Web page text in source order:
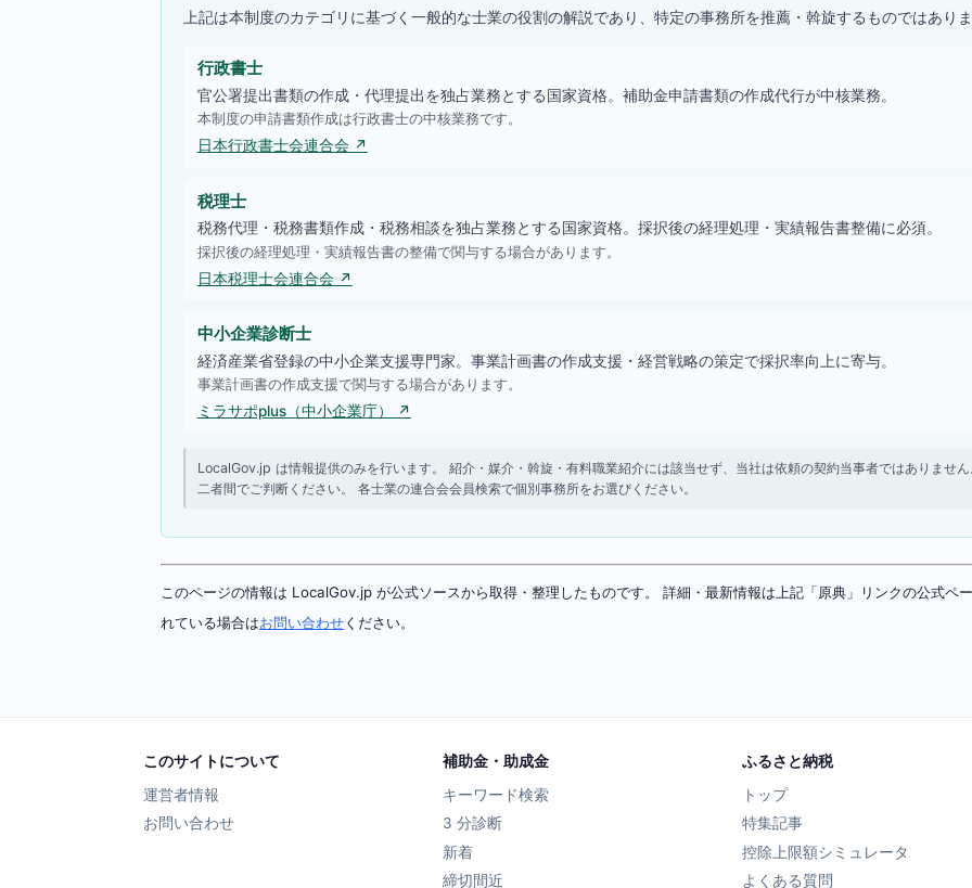
上記は本制度のカテゴリに基づく一般的な士業の役割の解説であり、特定の事務所を推薦・斡旋するものではあり
行政書士
官公署提出書類の作成・代理提出を独占業務とする国家資格。補助金申請書類の作成代行が中核業務。
本制度の申請書類作成は行政書士の中核業務です。
日本行政書士会連合会 ↗
税理士
税務代理・税務書類作成・税務相談を独占業務とする国家資格。採択後の経理処理・実績報告書整備に必須。
採択後の経理処理・実績報告書の整備で関与する場合があります。
日本税理士会連合会 ↗
中小企業診断士
経済産業省登録の中小企業支援専門家。事業計画書の作成支援・経営戦略の策定で採択率向上に寄与。
事業計画書の作成支援で関与する場合があります。
ミラサポplus（中小企業庁） ↗
LocalGov.jp は情報提供のみを行います。 紹介・媒介・斡旋・有料職業紹介には該当せず、当社は依頼の契約当事者ではありませ
二者間でご判断ください。 各士業の連合会会員検索で個別事務所をお選びください。
このページの情報は LocalGov.jp が公式ソースから取得・整理したものです。 詳細・最新情報は上記「原典」リンクの公式ペ
れている場合はお問い合わせください。
このサイトについて
運営者情報
お問い合わせ
補助金・助成金
キーワード検索
3 分診断
新着
締切間近
ふるさと納税
トップ
特集記事
控除上限額シミュレータ
よくある質問